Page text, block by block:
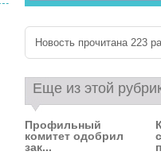
Новость прочитана 223
Еще из этой
Профильный
комитет одобрил
зак...